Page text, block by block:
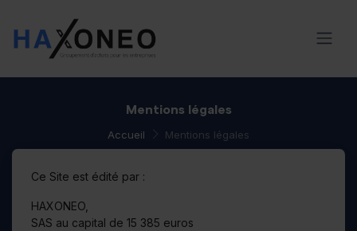
Mentions légales
Accueil
Mentions légales
Ce Site est édité par :
HAXONEO,
SAS au capital de 15 385 euros